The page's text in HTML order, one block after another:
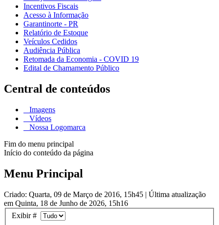
Incentivos Fiscais
Acesso à Informação
Garantinorte - PR
Relatório de Estoque
Veículos Cedidos
Audiência Pública
Retomada da Economia - COVID 19
Edital de Chamamento Público
Central de conteúdos
Imagens
Vídeos
Nossa Logomarca
Fim do menu principal
Início do conteúdo da página
Menu Principal
Criado: Quarta, 09 de Março de 2016, 15h45 | Última atualização
em Quinta, 18 de Junho de 2026, 15h16
Exibir #